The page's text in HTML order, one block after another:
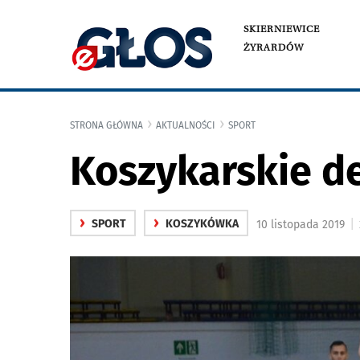
SKIERNIEWICE
ŻYRARDÓW
STRONA GŁÓWNA AKTUALNOŚCI SPORT
Koszykarskie
› SPORT › KOSZYKÓWKA 10 listopada 2019